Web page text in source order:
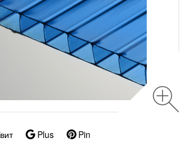
Plus Pin